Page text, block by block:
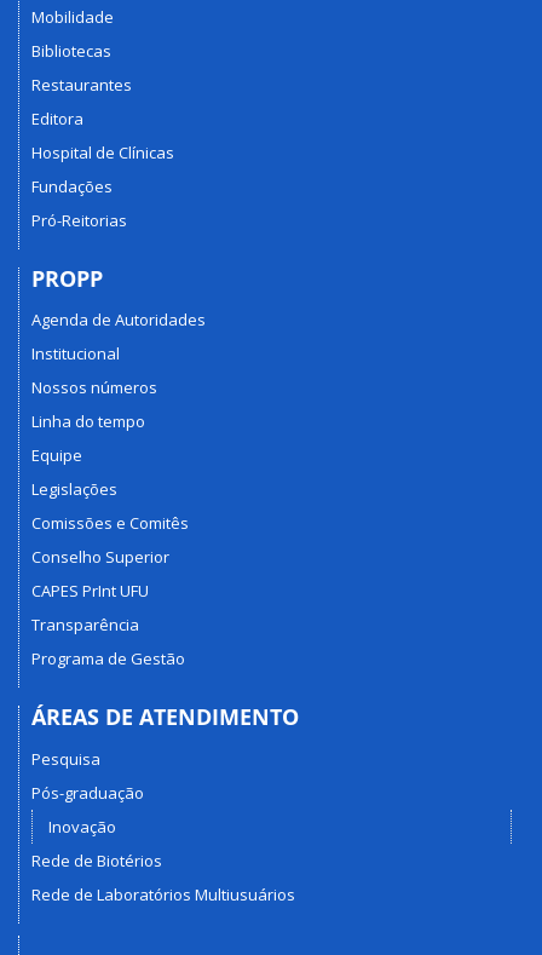
Mobilidade
Bibliotecas
Restaurantes
Editora
Hospital de Clínicas
Fundações
Pró-Reitorias
PROPP
Agenda de Autoridades
Institucional
Nossos números
Linha do tempo
Equipe
Legislações
Comissões e Comitês
Conselho Superior
CAPES PrInt UFU
Transparência
Programa de Gestão
ÁREAS DE ATENDIMENTO
Pesquisa
Pós-graduação
Inovação
Rede de Biotérios
Rede de Laboratórios Multiusuários